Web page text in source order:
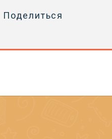
Поделиться